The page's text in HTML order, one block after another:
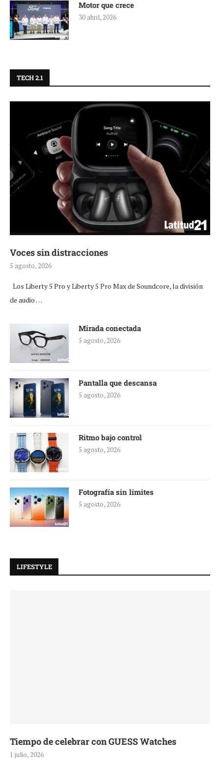
Motor que crece
30 abril, 2026
TECH 2.1
Voces sin distracciones
5 agosto, 2026
Los Liberty 5 Pro y Liberty 5 Pro Max de Soundcore, la división
de audio …
Mirada conectada
5 agosto, 2026
Pantalla que descansa
5 agosto, 2026
Ritmo bajo control
5 agosto, 2026
Fotografía sin límites
5 agosto, 2026
LIFESTYLE
Tiempo de celebrar con GUESS Watches
1 julio, 2026